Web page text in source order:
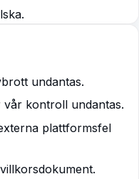
undantas.
kontroll undantas.
plattformsfel